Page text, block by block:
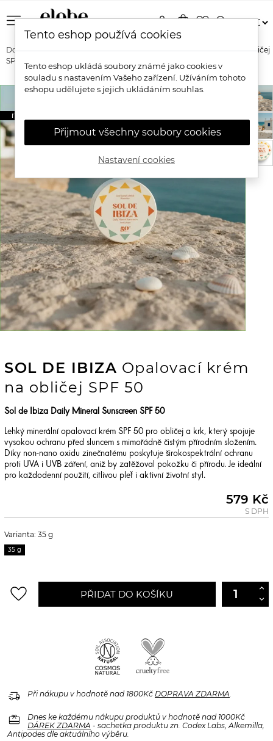
menu shopping_bagfavorite_bordersearch
person
Domů Značky Sol de Ibiza
Sol de Ibiza Opalovací krém na obličej
SPF 50
novinka
SOL DE IBIZA Opalovací krém
na obličej SPF 50
Sol de Ibiza Daily Mineral Sunscreen SPF 50
Lehký minerální opalovací krém SPF 50 pro obličej a krk, který spojuje
vysokou ochranu před sluncem s mimořádně čistým přírodním složením.
Díky non-nano oxidu zinečnatému poskytuje širokospektrální ochranu
proti UVA i UVB záření, aniž by zatěžoval pokožku či přírodu. Je ideální
pro každodenní použití, citlivou pleť i aktivní životní styl.
579 Kč
S DPH
Varianta: 35 g
35 g
favorite_border PŘIDAT DO KOŠÍKU
delivery_truck_speed Při nákupu v hodnotě nad 1800Kč DOPRAVA ZDARMA
redeem
Dnes ke každému nákupu produktů v hodnotě nad 1000Kč
DÁREK ZDARMA - sachetka produktu zn. Codex Labs, Alkemilla,
Antipodes dle aktuálního výběru.
Tento eshop používá cookies
Tento eshop ukládá soubory známé jako cookies v
souladu s nastavením Vašeho zařízení. Užíváním tohoto
eshopu udělujete s jejich ukládáním souhlas.
Přijmout všechny soubory cookies
Nastavení cookies